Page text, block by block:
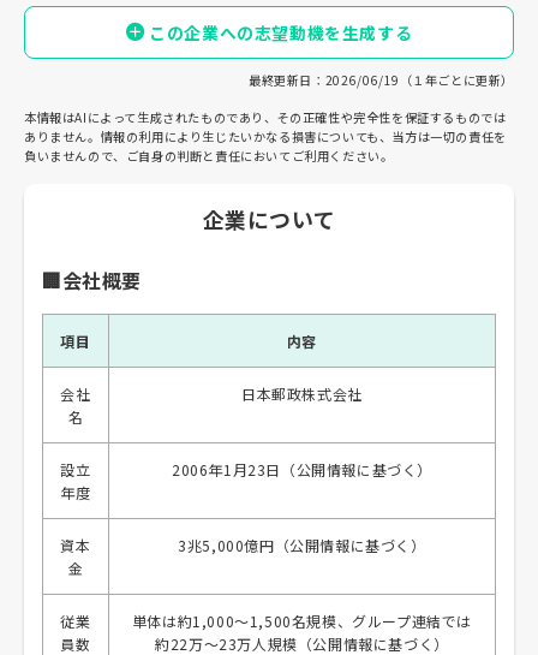
この企業への志望動機を生成する
最終更新日：2026/06/19（１年ごとに更新）
本情報はAIによって生成されたものであり、その正確性や完全性を保証するものでは
ありません。情報の利用により生じたいかなる損害についても、当方は一切の責任を
負いませんので、ご自身の判断と責任においてご利用ください。
企業について
🏢会社概要
項目 内容
会社
名
日本郵政株式会社
設立
年度
2006年1月23日（公開情報に基づく）
資本
金
3兆5,000億円（公開情報に基づく）
従業
員数
単体は約1,000～1,500名規模、グループ連結では
約22万～23万人規模（公開情報に基づく）